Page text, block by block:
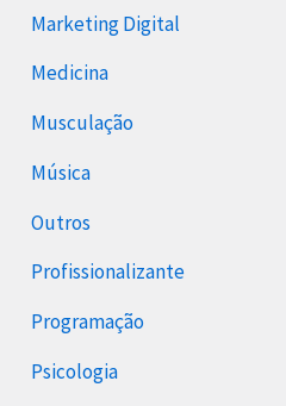
Marketing Digital
Medicina
Musculação
Música
Outros
Profissionalizante
Programação
Psicologia